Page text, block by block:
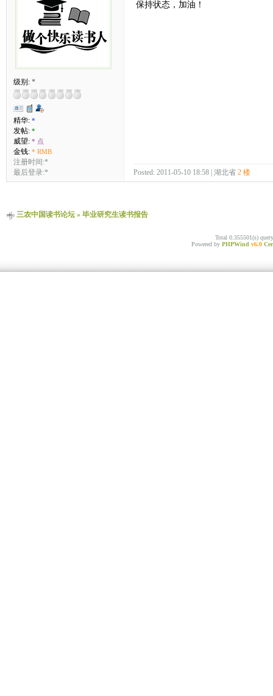
级别: *
精华: *
发帖: *
威望: * 点
金钱: * RMB
注册时间:*
最后登录:*
保持状态，加油！
Posted: 2011-05-10 18:58 | 湖北省 2 楼
三农中国读书论坛» 毕业研究生读书报告
Total 0.355501(s)
Powered by PHPWind v6.0